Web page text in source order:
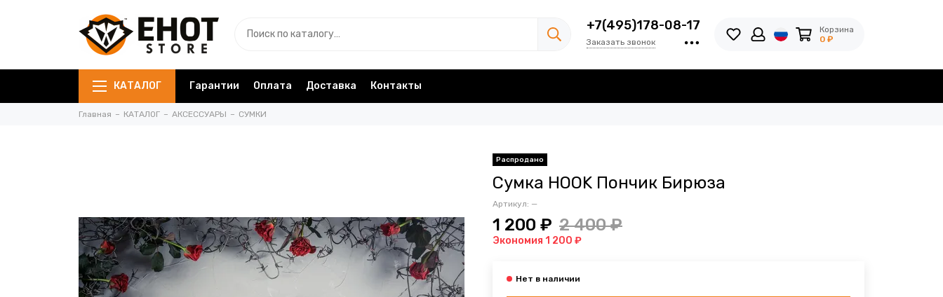
+7(495)178-08-17
Заказать звонок
Корзина
0 ₽
КАТАЛОГ Гарантии Оплата Доставка Контакты
Главная КАТАЛОГ АКСЕССУАРЫ СУМКИ
Сумка HOOK Пончик Бирюза
Артикул: —
1 200 ₽ 2 400 ₽
Экономия 1 200 ₽